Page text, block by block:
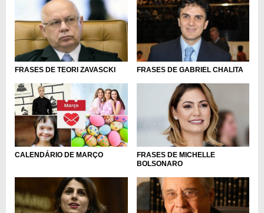
FRASES DE TEORI ZAVASCKI FRASES DE GABRIEL CHALITA
CALENDÁRIO DE MARÇO
FRASES DE MICHELLE
BOLSONARO